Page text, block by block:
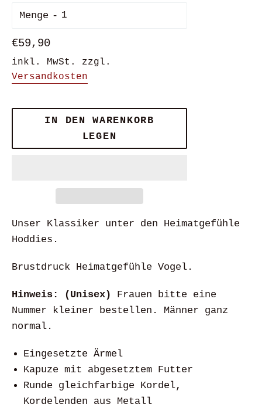
Menge
Normaler
Preis
€59,90
inkl. MwSt. zzgl.
Versandkosten
IN DEN WARENKORB
LEGEN
Unser Klassiker unter den Heimatgefühle
Hoddies.
Brustdruck Heimatgefühle Vogel.
Hinweis: (Unisex)
Frauen bitte eine
Nummer kleiner bestellen. Männer ganz
normal.
Eingesetzte Ärmel
Kapuze mit abgesetztem Futter
Runde gleichfarbige Kordel,
Kordelenden aus Metall